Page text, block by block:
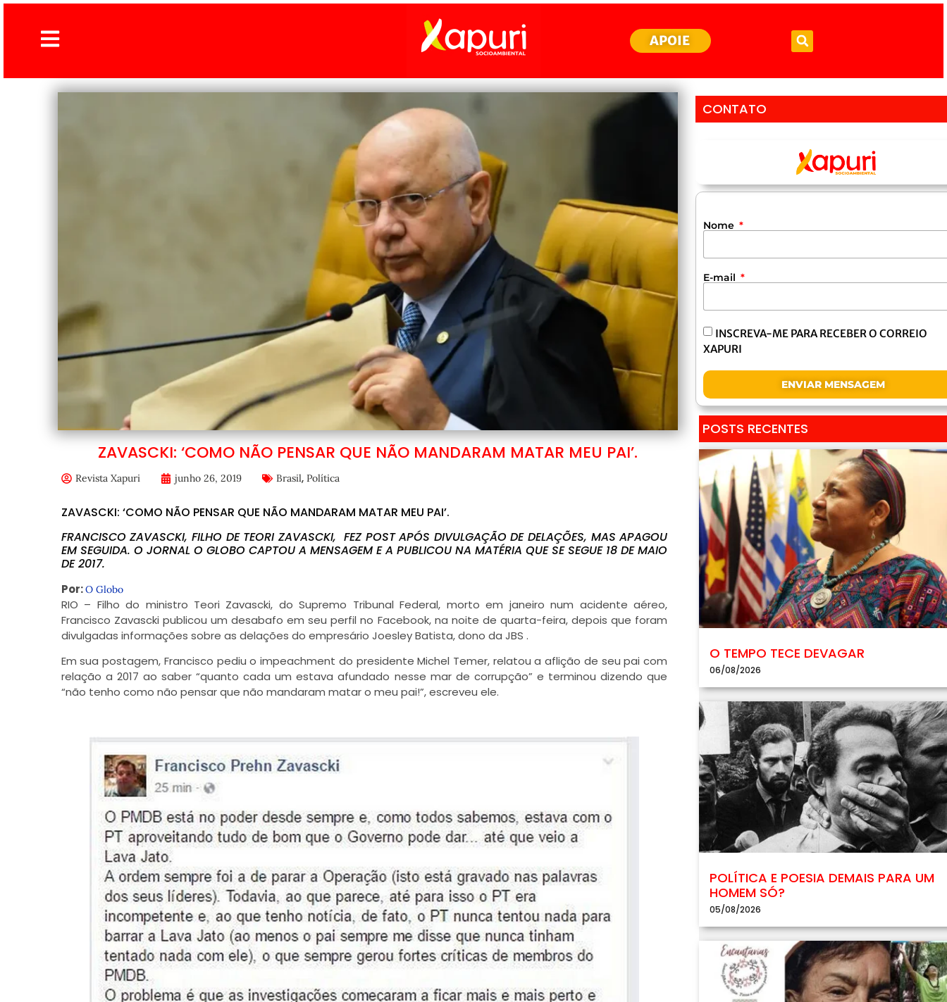
APOIE
ZAVASCKI: ‘COMO NÃO PENSAR QUE NÃO MANDARAM MATAR MEU PAI’.
Revista Xapuri junho 26, 2019 Brasil, Política
ZAVASCKI: ‘COMO NÃO PENSAR QUE NÃO MANDARAM MATAR MEU PAI’.
FRANCISCO ZAVASCKI, FILHO DE TEORI ZAVASCKI, FEZ POST APÓS DIVULGAÇÃO DE DELAÇÕES, MAS APAGOU
EM SEGUIDA. O JORNAL O GLOBO CAPTOU A MENSAGEM E A PUBLICOU NA MATÉRIA QUE SE SEGUE 18 DE MAIO
DE 2017.
Por:O Globo
RIO – Filho do ministro Teori Zavascki, do Supremo Tribunal Federal, morto em janeiro num acidente aéreo,
Francisco Zavascki publicou um desabafo em seu perfil no Facebook, na noite de quarta-feira, depois que foram
divulgadas informações sobre as delações do empresário Joesley Batista, dono da JBS .
Em sua postagem, Francisco pediu o impeachment do presidente Michel Temer, relatou a aflição de seu pai com
relação a 2017 ao saber “quanto cada um estava afundado nesse mar de corrupção” e terminou dizendo que
“não tenho como não pensar que não mandaram matar o meu pai!”, escreveu ele.
CONTATO
Nome
E-mail
INSCREVA-ME PARA RECEBER O CORREIO
XAPURI
ENVIAR MENSAGEM
POSTS RECENTES
O TEMPO TECE DEVAGAR
06/08/2026
POLÍTICA E POESIA DEMAIS PARA UM
HOMEM SÓ?
05/08/2026